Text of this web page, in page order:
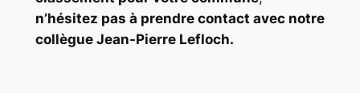
n’hésitez pas à prendre contact avec notre
collègue Jean-Pierre Lefloch.